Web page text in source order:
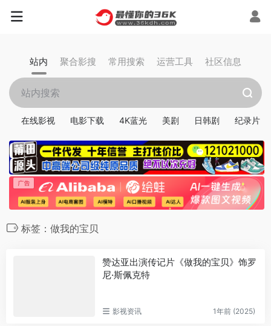
站内 聚合影搜 常用搜索 运营工具 社区信息
在线影视 电影下载 4K蓝光 美剧 日韩剧 纪录片
标签：做我的宝贝
赞达亚出演传记片《做我的宝贝》饰罗
尼·斯佩克特
影视资讯 1年前 (2025)